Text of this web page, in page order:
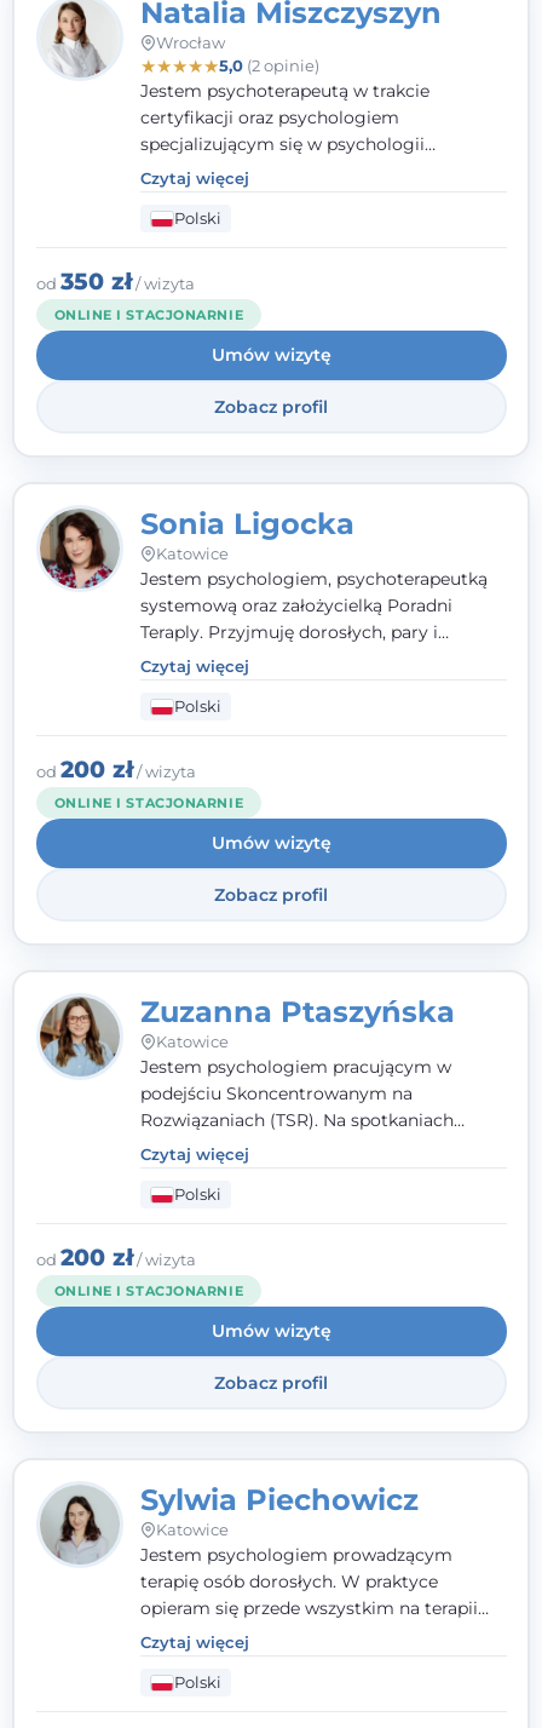
Natalia Miszczyszyn
Wrocław
★★★★★5,0(2 opinie)
Jestem psychoterapeutą w trakcie
certyfikacji oraz psychologiem
specjalizującym się w psychologii
klinicznej. Ukończyłam również studia
podyplomowe z Praktycznej Diagnozy
Psychologicznej. Aktywnie uczestniczę w
działalności Polskiego Towarzystwa
Psychiatrycznego oraz Polskiego
Towarzystwa Psychologicznego, a także
jestem członkiem nadzwyczajnym
Wielkopolskiego Towarzystwa Terapii
Systemowej.
Czytaj więcej
Polski
od 350 zł/ wizyta
ONLINE I STACJONARNIE
Umów wizytę
Zobacz profil
Sonia Ligocka
Katowice
Jestem psychologiem, psychoterapeutką
systemową oraz założycielką Poradni
Teraply. Przyjmuję dorosłych, pary i
rodziny, dobierając metody do
indywidualnych zasobów pacjenta. Wierzę
w drzemiące w Tobie zasoby, które
pozwolą Ci wyjść z kryzysu - a jeśli jeszcze
ich nie widzisz, pomogę Ci je odsłonić.
Czytaj więcej
Polski
od 200 zł/ wizyta
ONLINE I STACJONARNIE
Umów wizytę
Zobacz profil
Zuzanna Ptaszyńska
Katowice
Jestem psychologiem pracującym w
podejściu Skoncentrowanym na
Rozwiązaniach (TSR). Na spotkaniach
pracuję w sposób dopasowany do Ciebie -
nawet jeśli na starcie nie wiesz dokładnie,
czego potrzebujesz, odkrywamy to razem,
krok po kroku. Towarzyszę dorosłym oraz
młodzieży od 13. roku życia.
Czytaj więcej
Polski
od 200 zł/ wizyta
ONLINE I STACJONARNIE
Umów wizytę
Zobacz profil
Sylwia Piechowicz
Katowice
Jestem psychologiem prowadzącym
terapię osób dorosłych. W praktyce
opieram się przede wszystkim na terapii
poznawczo-behawioralnej (CBT), a także na
podejściu skoncentrowanym na
rozwiązaniach (TSR) oraz Racjonalnej
Terapii Zachowania (RTZ). Dużą wagę
Czytaj więcej
Polski